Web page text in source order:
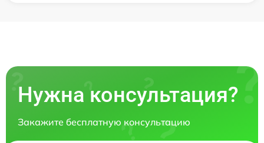
Нужна консультация?
Закажите бесплатную консультацию